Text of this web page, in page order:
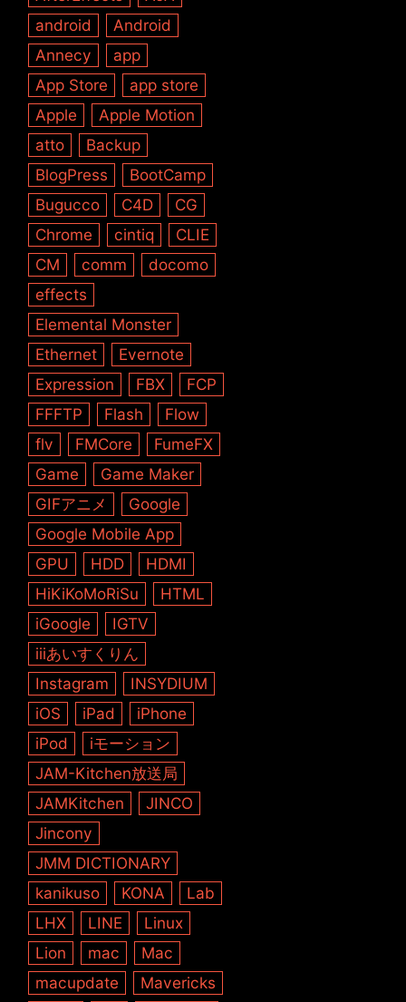
android
Android
Annecy
app
App Store
app store
Apple
Apple Motion
atto
Backup
BlogPress
BootCamp
Bugucco
C4D
CG
Chrome
cintiq
CLIE
CM
comm
docomo
effects
Elemental Monster
Ethernet
Evernote
Expression
FBX
FCP
FFFTP
Flash
Flow
flv
FMCore
FumeFX
Game
Game Maker
GIFアニメ
Google
Google Mobile App
GPU
HDD
HDMI
HiKiKoMoRiSu
HTML
iGoogle
IGTV
iiiあいすくりん
Instagram
INSYDIUM
iOS
iPad
iPhone
iPod
iモーション
JAM-Kitchen放送局
JAMKitchen
JINCO
Jincony
JMM DICTIONARY
kanikuso
KONA
Lab
LHX
LINE
Linux
Lion
mac
Mac
macupdate
Mavericks